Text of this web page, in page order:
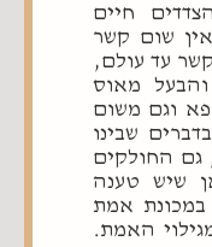
חיים
שום קשר
עד עולם,
מאוס
וגם משום
שבינו
גם החולקים
שיש טענה
במכונת אמת
האמת.